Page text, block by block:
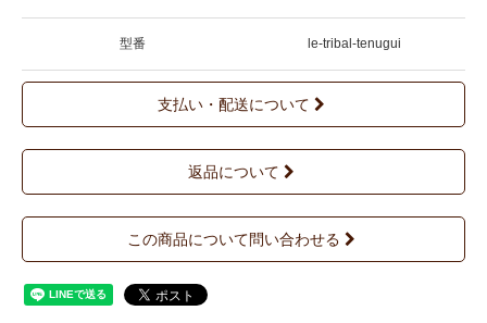
型番 le-tribal-tenugui
支払い・配送について
返品について
この商品について問い合わせる